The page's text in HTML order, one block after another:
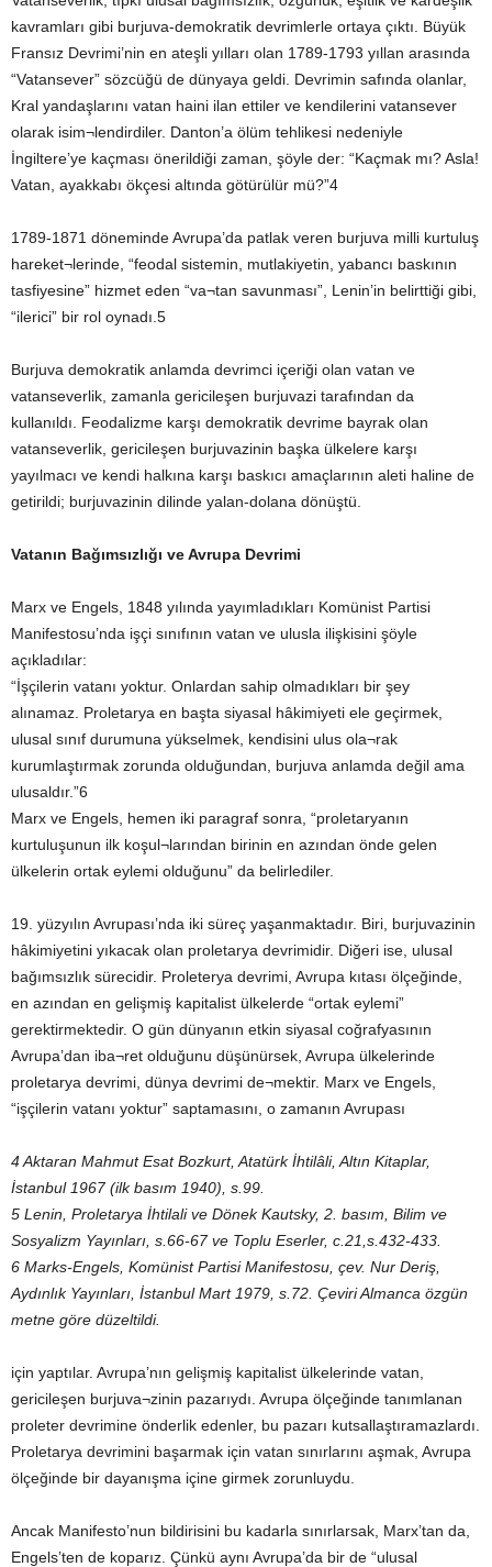
kavramları gibi burjuva-demokratik devrimlerle ortaya çıktı. Büyük
Fransız Devrimi’nin en ateşli yılları olan 1789-1793 yıllan arasında
“Vatansever” sözcüğü de dünyaya geldi. Devrimin safında olanlar,
Kral yandaşlarını vatan haini ilan ettiler ve kendilerini vatansever
olarak isim¬lendirdiler. Danton’a ölüm tehlikesi nedeniyle
İngiltere’ye kaçması önerildiği zaman, şöyle der: “Kaçmak mı? Asla!
Vatan, ayakkabı ökçesi altında götürülür mü?”4
1789-1871 döneminde Avrupa’da patlak veren burjuva milli kurtuluş
hareket¬lerinde, “feodal sistemin, mutlakiyetin, yabancı baskının
tasfiyesine” hizmet eden “va¬tan savunması”, Lenin’in belirttiği gibi,
“ilerici” bir rol oynadı.5
Burjuva demokratik anlamda devrimci içeriği olan vatan ve
vatanseverlik, zamanla gericileşen burjuvazi tarafından da
kullanıldı. Feodalizme karşı demokratik devrime bayrak olan
vatanseverlik, gericileşen burjuvazinin başka ülkelere karşı
yayılmacı ve kendi halkına karşı baskıcı amaçlarının aleti haline de
getirildi; burjuvazinin dilinde yalan-dolana dönüştü.
Vatanın Bağımsızlığı ve Avrupa Devrimi
Marx ve Engels, 1848 yılında yayımladıkları Komünist Partisi
Manifestosu’nda işçi sınıfının vatan ve ulusla ilişkisini şöyle
açıkladılar:
“İşçilerin vatanı yoktur. Onlardan sahip olmadıkları bir şey
alınamaz. Proletarya en başta siyasal hâkimiyeti ele geçirmek,
ulusal sınıf durumuna yükselmek, kendisini ulus ola¬rak
kurumlaştırmak zorunda olduğundan, burjuva anlamda değil ama
ulusaldır.”6
Marx ve Engels, hemen iki paragraf sonra, “proletaryanın
kurtuluşunun ilk koşul¬larından birinin en azından önde gelen
ülkelerin ortak eylemi olduğunu” da belirlediler.
19. yüzyılın Avrupası’nda iki süreç yaşanmaktadır. Biri, burjuvazinin
hâkimiyetini yıkacak olan proletarya devrimidir. Diğeri ise, ulusal
bağımsızlık sürecidir. Proleterya devrimi, Avrupa kıtası ölçeğinde,
en azından en gelişmiş kapitalist ülkelerde “ortak eylemi”
gerektirmektedir. O gün dünyanın etkin siyasal coğrafyasının
Avrupa’dan iba¬ret olduğunu düşünürsek, Avrupa ülkelerinde
proletarya devrimi, dünya devrimi de¬mektir. Marx ve Engels,
“işçilerin vatanı yoktur” saptamasını, o zamanın Avrupası
4 Aktaran Mahmut Esat Bozkurt, Atatürk İhtilâli, Altın Kitaplar,
İstanbul 1967 (ilk basım 1940), s.99.
5 Lenin, Proletarya İhtilali ve Dönek Kautsky, 2. basım, Bilim ve
Sosyalizm Yayınları, s.66-67 ve Toplu Eserler, c.21,s.432-433.
6 Marks-Engels, Komünist Partisi Manifestosu, çev. Nur Deriş,
Aydınlık Yayınları, İstanbul Mart 1979, s.72. Çeviri Almanca özgün
metne göre düzeltildi.
için yaptılar. Avrupa’nın gelişmiş kapitalist ülkelerinde vatan,
gericileşen burjuva¬zinin pazarıydı. Avrupa ölçeğinde tanımlanan
proleter devrimine önderlik edenler, bu pazarı kutsallaştıramazlardı.
Proletarya devrimini başarmak için vatan sınırlarını aşmak, Avrupa
ölçeğinde bir dayanışma içine girmek zorunluydu.
Ancak Manifesto’nun bildirisini bu kadarla sınırlarsak, Marx’tan da,
Engels’ten de koparız. Çünkü aynı Avrupa’da bir de “ulusal